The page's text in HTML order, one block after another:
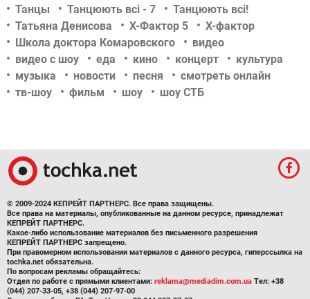
Танцы
Танцюють всі - 7
Танцюють всі!
Татьяна Денисова
Х-Фактор 5
Х-фактор
Школа доктора Комаровского
видео
видео с шоу
еда кино концерт
культура
музыка
новости песня
смотреть онлайн
тв-шоу
фильм шоу шоу СТБ
© 2009-2024 КЕПРЕЙТ ПАРТНЕРС. Все права защищены.
Все права на материалы, опубликованные на данном ресурсе, принадлежат
КЕПРЕЙТ ПАРТНЕРС.
Какое-либо использование материалов без письменного разрешения
КЕПРЕЙТ ПАРТНЕРС запрещено.
При правомерном использовании материалов с данного ресурса, гиперссылка на
tochka.net обязательна.
По вопросам рекламы обращайтесь:
Отдел по работе с прямыми клиентами: reklama@mediadim.com.ua Тел: +38
(044) 207-33-05, +38 (044) 207-97-00